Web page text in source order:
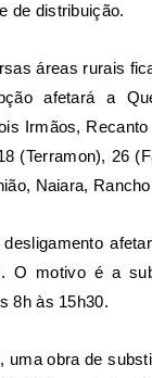
de distribuição.
áreas rurais
afetará a
Irmãos,
(Terramon), 26
Naiara,
O motivo é a
8h às 15h30.
uma obra de